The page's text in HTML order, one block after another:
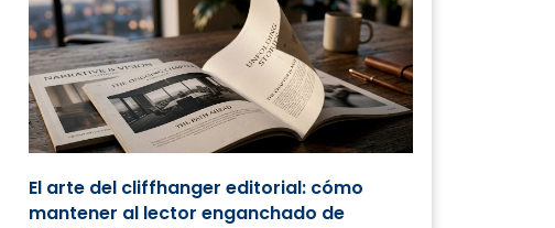
El arte del cliffhanger editorial: cómo
mantener al lector enganchado de